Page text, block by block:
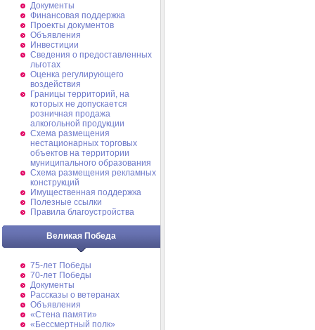
Документы
Финансовая поддержка
Проекты документов
Объявления
Инвестиции
Сведения о предоставленных
льготах
Оценка регулирующего
воздействия
Границы территорий, на
которых не допускается
розничная продажа
алкогольной продукции
Схема размещения
нестационарных торговых
объектов на территории
муниципального образования
Схема размещения рекламных
конструкций
Имущественная поддержка
Полезные ссылки
Правила благоустройства
Великая Победа
75-лет Победы
70-лет Победы
Документы
Рассказы о ветеранах
Объявления
«Стена памяти»
«Бессмертный полк»